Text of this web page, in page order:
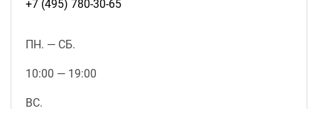
+7 (495) 780-30-65
ПН. — СБ.
10:00 — 19:00
ВС.